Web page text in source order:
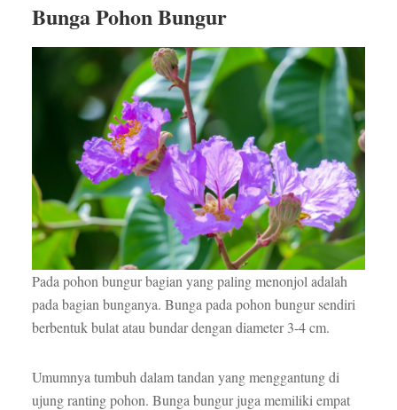
Bunga Pohon Bungur
Pada pohon bungur bagian yang paling menonjol adalah
pada bagian bunganya. Bunga pada pohon bungur sendiri
berbentuk bulat atau bundar dengan diameter 3-4 cm.
Umumnya tumbuh dalam tandan yang menggantung di
ujung ranting pohon. Bunga bungur juga memiliki empat